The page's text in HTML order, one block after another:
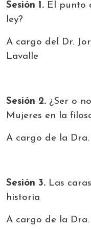
Sesión 1. El punto
ley?
A cargo del Dr.
Lavalle
Sesión 2. ¿Ser o
Mujeres en la
A cargo de la
Sesión 3. Las
historia
A cargo de la